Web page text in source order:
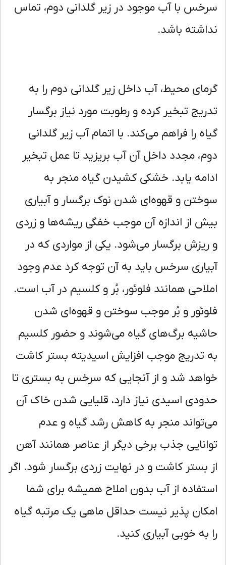
با آب موجود در زیر گلدانی دوم، تماس
باشد.
محیط، آب داخل زیر گلدانی دوم را به
تبخیر کرده و رطوبت مورد نیاز برگسار
را فراهم می‌کند. با اتمام آب زیر گلدانی
مجدد داخل آن آب بریزید تا عمل تبخیر
یابد. خشکی کشیدن گیاه منجر به
و قهوه‌ای شدن نوک برگسار و آبیاری
از اندازه آن موجب خفگی ریشه‌ها و زردی
برگسار می‌شود. یکی از مواردی که در
سرخس باید به آن توجه کرد عدم وجود
همانند فلوئور، بُر و کلسیم در آب است.
و بُر موجب سوختن و قهوه‌ای شدن
برگ‌های گیاه می‌شوند و حضور کلسیم
تدریج موجب افزایش اسیدیته بستر کاشت
شد و از آنجایی که سرخس به بستری تا
اسیدی نیاز دارد، قلیایی شدن خاک آن
منجر به کاهش رشد گیاه و عدم
جذب برخی دیگر از عناصر همانند آهن
بستر کاشت و در نهایت زردی برگسار شود. اگر
از آب بدون املاح همیشه برای شما
پذیر نیست حداقل ماهی یک مرتبه گیاه
به خوبی آبیاری کنید.